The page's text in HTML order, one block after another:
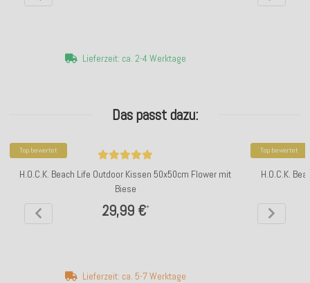
Lieferzeit: ca. 2-4 Werktage
Das passt dazu:
Top bewertet
H.O.C.K. Beach Life Outdoor Kissen 50x50cm Flower mit
Biese
29,99 €*
Lieferzeit: ca. 5-7 Werktage
Top bewertet
H.O.C.K.